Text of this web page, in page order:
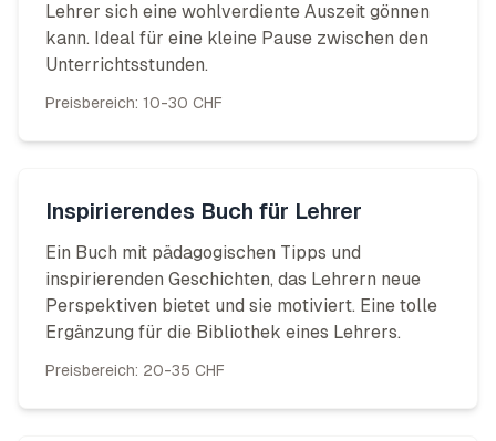
Lehrer sich eine wohlverdiente Auszeit gönnen
kann. Ideal für eine kleine Pause zwischen den
Unterrichtsstunden.
Preisbereich: 10-30 CHF
Inspirierendes Buch für Lehrer
Ein Buch mit pädagogischen Tipps und
inspirierenden Geschichten, das Lehrern neue
Perspektiven bietet und sie motiviert. Eine tolle
Ergänzung für die Bibliothek eines Lehrers.
Preisbereich: 20-35 CHF